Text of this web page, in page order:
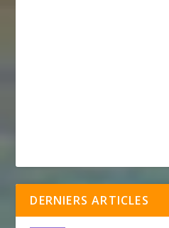
DERNIERS ARTICLES